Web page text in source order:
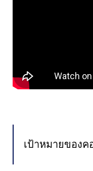
เป้าหมายของ